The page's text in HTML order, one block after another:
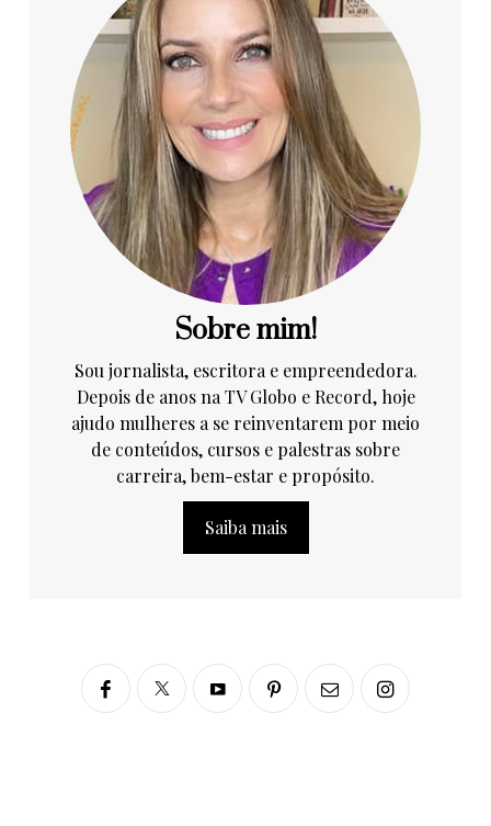
Sobre mim!
Sou jornalista, escritora e empreendedora.
Depois de anos na TV Globo e Record, hoje
ajudo mulheres a se reinventarem por meio
de conteúdos, cursos e palestras sobre
carreira, bem-estar e propósito.
Saiba mais